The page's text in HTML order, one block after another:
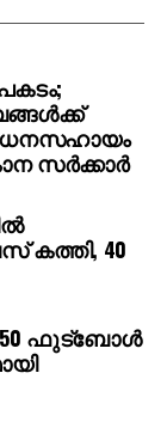
അടി
എന്ന
ഐസ്
വനം,
ധനസഹായം
സര്‍ക്കാര്‍
കത്തി, 40
50 ഫുട്ബോൾ